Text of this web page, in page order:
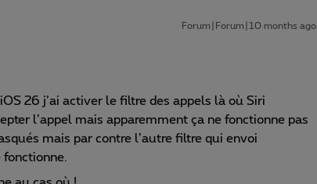
Forum|Forum|10 months ago
26 j’ai activer le filtre des appels là où Siri
l’appel mais apparemment ça ne fonctionne pas
mais par contre l’autre filtre qui envoi